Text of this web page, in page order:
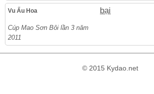
Vu Ấu Hoa bại
Cúp Mao Sơn Bôi lần 3 năm
2011
© 2015 Kydao.net